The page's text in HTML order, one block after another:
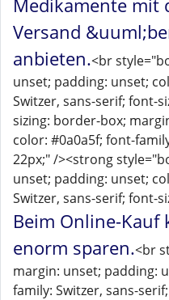
Medikamente mit
Versand
anbieten.<br
unset; padding: unset;
Switzer, sans-serif; font-
sizing: border-box;
color: #0a0a5f; font-
22px;" /><strong
unset; padding: unset;
Switzer, sans-serif; font-
Beim Online-Kauf
enorm sparen.<br
margin: unset; padding:
family: Switzer, sans-